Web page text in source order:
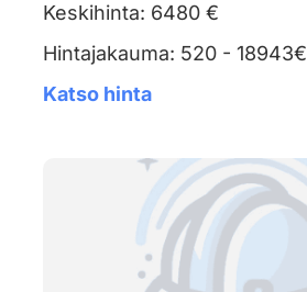
Keskihinta: 6480 €
Hintajakauma: 520 - 18943€
Katso hinta